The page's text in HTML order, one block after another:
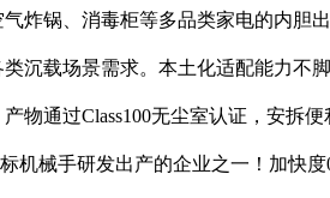
锅、消毒柜等多品类家电的内胆
沉载场景需求。本土化适配能力不
通过Class100无尘室认证，安拆
械手研发出产的企业之一！加快